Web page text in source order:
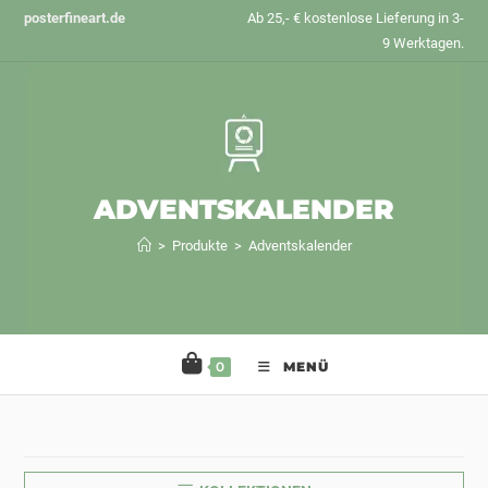
Zumposterfineart.de
Ab 25,- € kostenlose Lieferung in 3-
9 Werktagen.
ADVENTSKALENDER
> Produkte > Adventskalender
0 MENÜ